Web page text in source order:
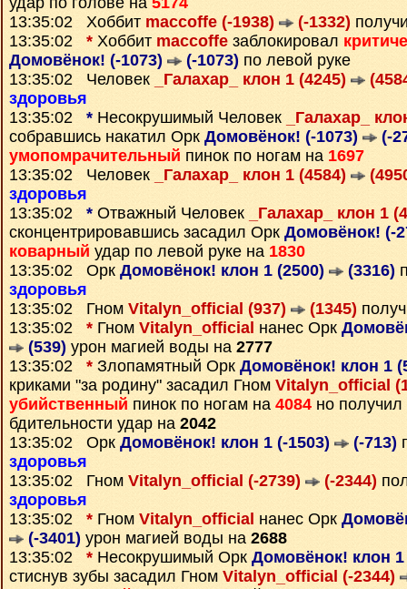
13:35:02 Хоббит maccoffe (-1938) (-1332)
13:35:02 * Хоббит maccoffe заблокировал
Домовёнок! (-1073)
(-1073) по левой руке
13:35:02 Человек
_Галахар_ клон 1 (4245)
здоровья
13:35:02 * Несокрушимый Человек
_Галахар_
собравшись накатил Орк Домовёнок! (-1073)
(-
умопомрачительный пинок по ногам на 1697
13:35:02 Человек
_Галахар_ клон 1 (4584)
здоровья
13:35:02 * Отважный Человек
_Галахар_ клон 1
сконцентрировавшись засадил Орк Домовёнок! (-
коварный удар по левой руке на 1830
13:35:02 Орк Домовёнок! клон 1 (2500) (3316)
здоровья
13:35:02 Гном Vitalyn_official (937) (1345)
13:35:02 * Гном Vitalyn_official нанес Орк
(539) урон магией воды на 2777
13:35:02 * Злопамятный Орк Домовёнок! клон 1
криками "за родину" засадил Гном Vitalyn_official
убийственный пинок по ногам на 4084 но
бдительности удар на 2042
13:35:02 Орк Домовёнок! клон 1 (-1503) (-713)
здоровья
13:35:02 Гном Vitalyn_official (-2739) (-2344)
здоровья
13:35:02 * Гном Vitalyn_official нанес Орк
(-3401) урон магией воды на 2688
13:35:02 * Несокрушимый Орк Домовёнок! клон
стиснув зубы засадил Гном Vitalyn_official (-2344)